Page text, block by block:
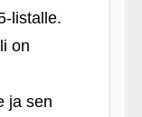
listalle.
on
ja sen